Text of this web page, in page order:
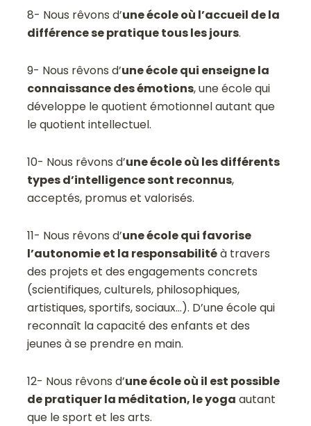
8- Nous rêvons d’une école où l’accueil de la
différence se pratique tous les jours.
9- Nous rêvons d’une école qui enseigne la
connaissance des émotions, une école qui
développe le quotient émotionnel autant que
le quotient intellectuel.
10- Nous rêvons d’une école où les différents
types d’intelligence sont reconnus,
acceptés, promus et valorisés.
11- Nous rêvons d’une école qui favorise
l’autonomie et la responsabilitéà travers
des projets et des engagements concrets
(scientifiques, culturels, philosophiques,
artistiques, sportifs, sociaux…). D’une école qui
reconnaît la capacité des enfants et des
jeunes à se prendre en main.
12- Nous rêvons d’une école où il est possible
de pratiquer la méditation, le yoga autant
que le sport et les arts.